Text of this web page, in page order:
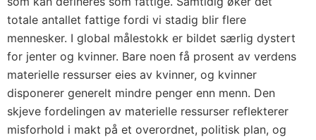
totale antallet fattige fordi vi stadig blir flere
mennesker. I global målestokk er bildet særlig dystert
for jenter og kvinner. Bare noen få prosent av verdens
materielle ressurser eies av kvinner, og kvinner
disponerer generelt mindre penger enn menn. Den
skjeve fordelingen av materielle ressurser reflekterer
misforhold i makt på et overordnet, politisk plan, og